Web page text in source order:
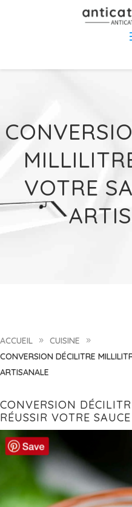
VOTRE
ACCUEIL 9 CUISINE 9
CONVERSION DÉCILITRE
ARTISANALE
CONVERSION
RÉUSSIR VOTRE